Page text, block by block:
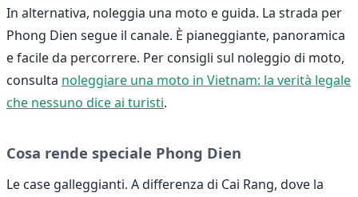
In alternativa, noleggia una moto e guida. La strada per
Phong Dien segue il canale. È pianeggiante, panoramica
e facile da percorrere. Per consigli sul noleggio di moto,
consulta noleggiare una moto in Vietnam: la verità legale
che nessuno dice ai turisti.
Cosa rende speciale Phong Dien
Le case galleggianti. A differenza di Cai Rang, dove la